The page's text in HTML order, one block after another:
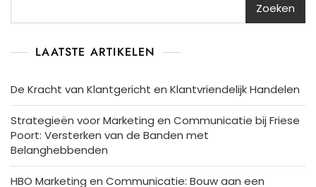
Zoeken
LAATSTE ARTIKELEN
De Kracht van Klantgericht en Klantvriendelijk Handelen
Strategieën voor Marketing en Communicatie bij Friese
Poort: Versterken van de Banden met
Belanghebbenden
HBO Marketing en Communicatie: Bouw aan een